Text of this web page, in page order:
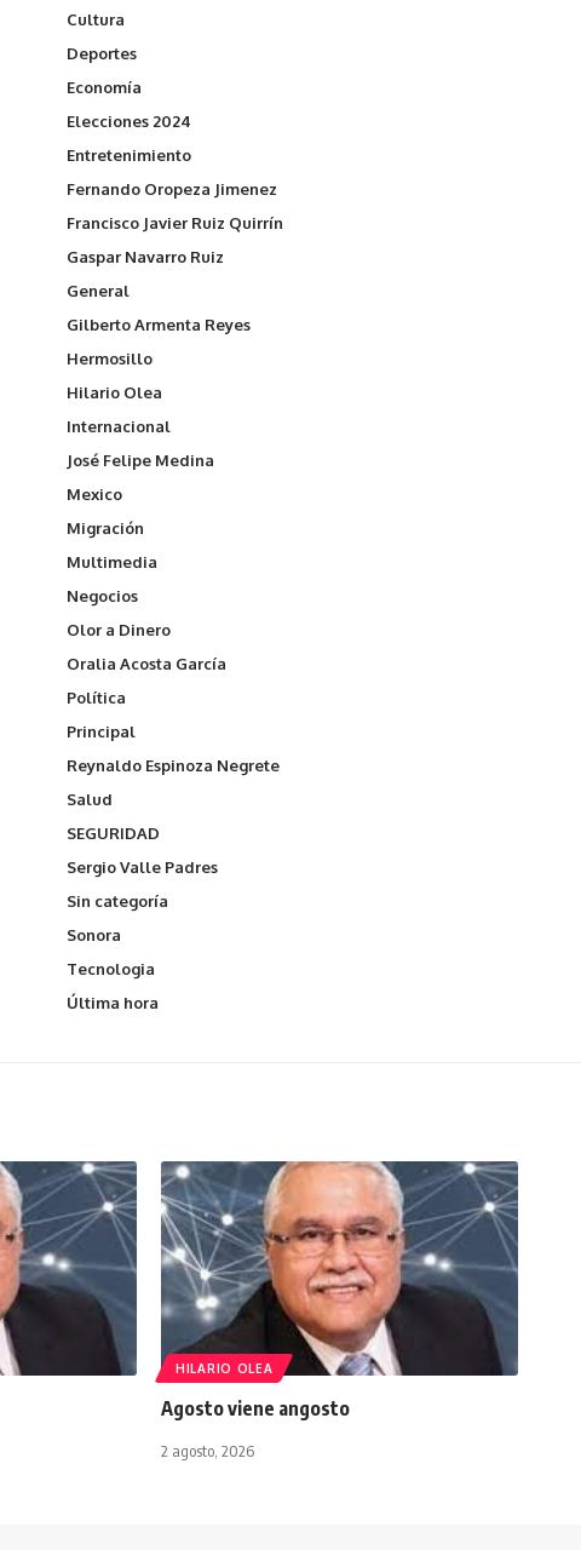
Cultura
Deportes
Economía
Elecciones 2024
Entretenimiento
Fernando Oropeza Jimenez
Francisco Javier Ruiz Quirrín
Gaspar Navarro Ruiz
General
Gilberto Armenta Reyes
Hermosillo
Hilario Olea
Internacional
José Felipe Medina
Mexico
Migración
Multimedia
Negocios
Olor a Dinero
Oralia Acosta García
Política
Principal
Reynaldo Espinoza Negrete
Salud
SEGURIDAD
Sergio Valle Padres
Sin categoría
Sonora
Tecnologia
Última hora
HILARIO OLEA
Agosto viene angosto
2 agosto, 2026